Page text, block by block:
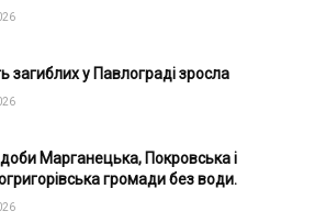
загиблих у Павлограді зросла
Марганецька, Покровська і
громади без води.